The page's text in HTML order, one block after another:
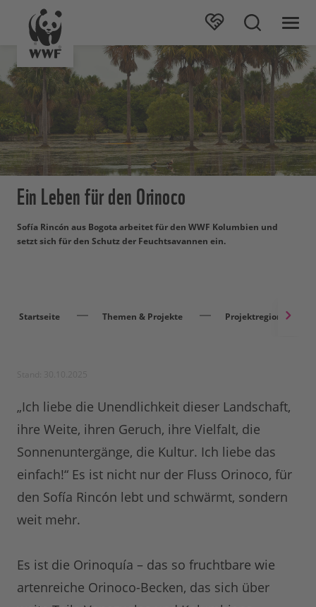
Ein Leben für den Orinoco
Sofía Rincón aus Bogota arbeitet für den WWF Kolumbien und
setzt sich für den Schutz der Feuchtsavannen ein.
Startseite Themen & Projekte Projektregionen
„Ich liebe die Unendlichkeit dieser Landschaft,
ihre Weite, ihren Geruch, ihre Vielfalt, die
Sonnenuntergänge, die Kultur. Ich liebe das
einfach!“ Es ist nicht nur der Fluss Orinoco, für
den Sofía Rincón lebt und schwärmt, sondern
weit mehr.
Es ist die Orinoquía – das so fruchtbare wie
artenreiche Orinoco-Becken, das sich über